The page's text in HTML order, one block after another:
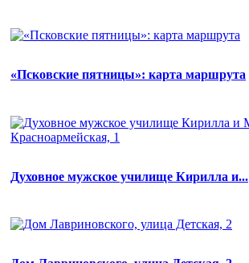
«Псковские пятницы»: карта маршрута
Духовное мужское училище Кирилла и...